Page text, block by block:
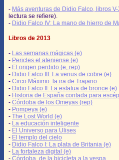
- Más aventuras de Didio Falco, libros V-
lectura se refiere).
- Didio Falco IV: La mano de hierro de
Libros de 2013
- Las semanas mágicas (e)
- Pericles el ateniense (e)
- El origen perdido (e, rep)
- Didio Falco III: La venus de cobre (e)
- Circo Máximo: la ira de Trajano
- Didio Falco II: La estatua de bronce (e)
- Historia de España contada para
- Córdoba de los Omeyas (rep)
- Pompeya (e)
- The Lost World (e)
- La educación inteligente
- El Universo para Ulises
- El templo del cielo
- Didio Falco I: La plata de Britania (e)
- La fortaleza digital (e)
- Córdoba, de la bicicleta a la vespa